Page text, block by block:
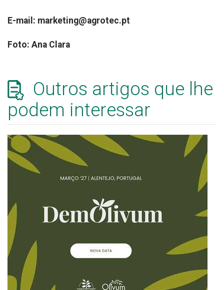
E-mail: marketing@agrotec.pt
Foto: Ana Clara
Outros artigos que lhe
podem interessar